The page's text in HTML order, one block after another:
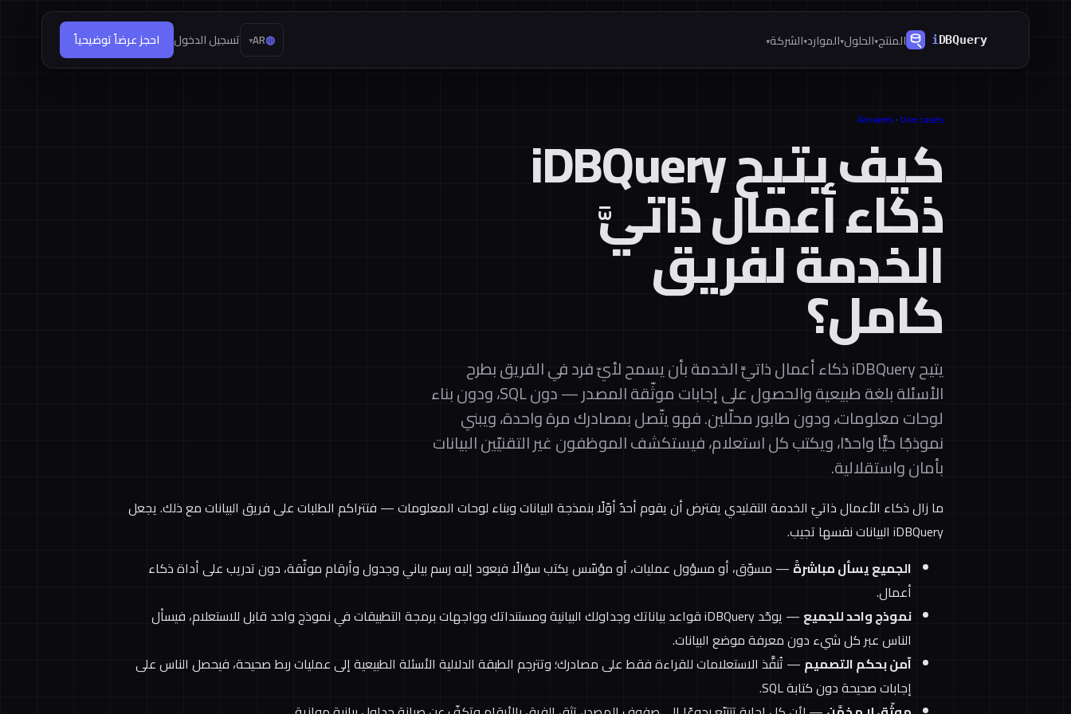
المنتج▾الحلول▾الموارد▾الشركة▾
◍
AR
▾ تسجيل الدخول احجز عرضاً توضيحياً
Answers·Use cases كيف يتيح iDBQuery
ذكاء أعمال ذاتيَّ
الخدمة لفريق
كامل؟
يتيح iDBQuery ذكاء أعمال ذاتيَّ الخدمة بأن يسمح لأيّ فرد في الفريق بطرح
الأسئلة بلغة طبيعية والحصول على إجابات موثّقة المصدر — دون SQL، ودون بناء
لوحات معلومات، ودون طابور محلّلين. فهو يتّصل بمصادرك مرة واحدة، ويبني
نموذجًا حيًّا واحدًا، ويكتب كل استعلام، فيستكشف الموظفون غير التقنيّين البيانات
بأمان واستقلالية.
ما زال ذكاء الأعمال ذاتيّ الخدمة التقليدي يفترض أن يقوم أحدٌ أوّلًا بنمذجة البيانات وبناء لوحات المعلومات — فتتراكم الطلبات على فريق البيانات مع ذلك. يجعل
iDBQuery البيانات نفسها تجيب.
الجميع يسأل مباشرةً — مسوّق، أو مسؤول عمليات، أو مؤسّس يكتب سؤالًا فيعود إليه رسم بياني وجدول وأرقام موثّقة، دون تدريب على أداة ذكاء
أعمال.
نموذج واحد للجميع
— يوحّد iDBQuery قواعد بياناتك وجداولك البيانية ومستنداتك وواجهات برمجة التطبيقات في نموذج واحد قابل للاستعلام، فيسأل
الناس عبر كل شيء دون معرفة موضع البيانات.
آمن بحكم التصميم — تُنفَّذ الاستعلامات للقراءة فقط على مصادرك؛ وتترجم الطبقة الدلالية الأسئلة الطبيعية إلى عمليات ربط صحيحة، فيحصل الناس على
إجابات صحيحة دون كتابة SQL.